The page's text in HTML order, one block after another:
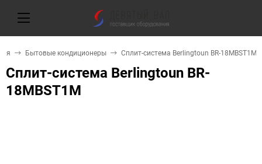
Бытовые кондиционеры Сплит-система Berlingtoun BR-18MBST1M
Сплит-система Berlingtoun BR-
18MBST1M